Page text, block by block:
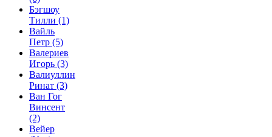
Бэгшоу
Тилли (1)
Вайль
Петр (5)
Валериев
Игорь (3)
Валиуллин
Ринат (3)
Ван Гог
Винсент
(2)
Вейер